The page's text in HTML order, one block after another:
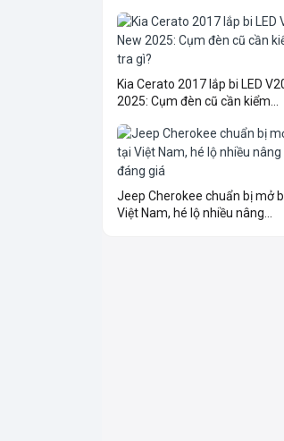
Kia Cerato 2017 lắp bi LED
2025: Cụm đèn cũ cần kiểm...
Jeep Cherokee chuẩn bị mở
Việt Nam, hé lộ nhiều nâng...